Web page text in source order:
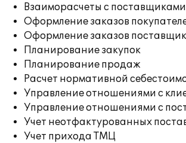
Взаиморасчеты с поставщиками
Оформление заказов
Оформление заказов
Планирование закупок
Планирование продаж
Расчет нормативной
Управление отношениями с
Управление отношениями с
Учет неотфактурованных
Учет прихода ТМЦ